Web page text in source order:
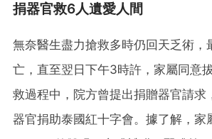
捐器官救6人遺愛人間
無奈醫生盡力搶救多時仍回天乏術，
亡，直至翌日下午3時許，家屬同意
救過程中，院方曾提出捐贈器官請求
器官捐助泰國紅十字會。據了解，家